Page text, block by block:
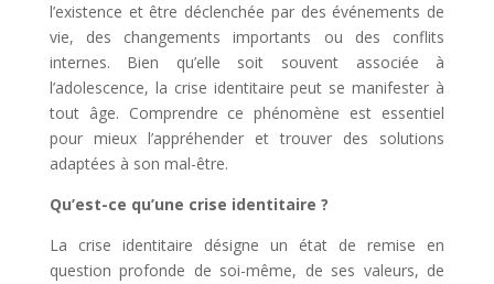
l’existence et être déclenchée par des événements de
vie, des changements importants ou des conflits
internes. Bien qu’elle soit souvent associée à
l’adolescence, la crise identitaire peut se manifester à
tout âge. Comprendre ce phénomène est essentiel
pour mieux l’appréhender et trouver des solutions
adaptées à son mal-être.
Qu’est-ce qu’une crise identitaire ?
La crise identitaire désigne un état de remise en
question profonde de soi-même, de ses valeurs, de